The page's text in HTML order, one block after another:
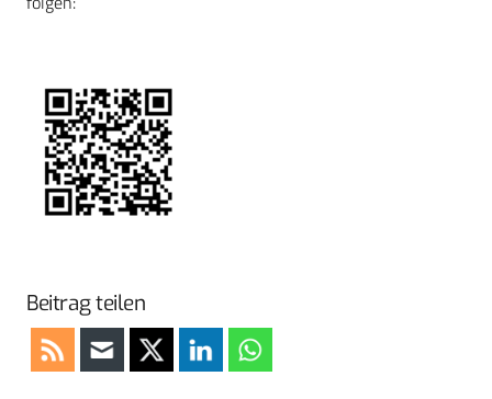
Beitrag teilen